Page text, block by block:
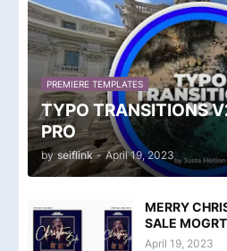
PREMIERE TEMPLATES
TYPO TRANSITIONS
PRO
by seiflink - April 19, 2023
MERRY
SALE
April 19, 2023